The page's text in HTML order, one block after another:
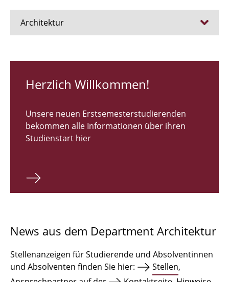
Architektur
RUNDGANG 26
Bachelor Architektur
Master Architektur
Qualifikationsprofil
Institute
Herzlich Willkommen!
Unsere neuen Erstsemesterstudierenden
bekommen alle Informationen über ihren
Studienstart hier
News aus dem Department Architektur
Stellenanzeigen für Studierende und Absolventinnen
und Absolventen finden Sie hier:
Stellen,